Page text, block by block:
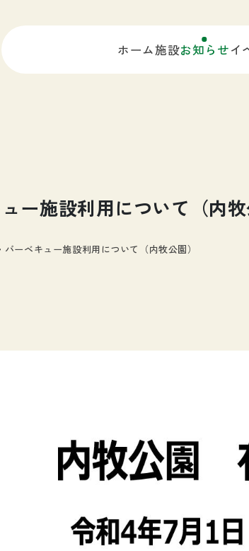
ホーム施設お知らせイ
ー施設利用について（内牧
バーベキュー施設利用について（内牧公園）